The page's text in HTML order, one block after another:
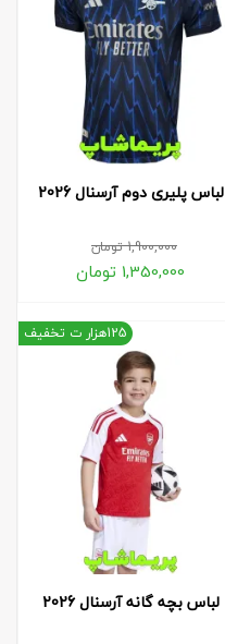
لباس پلیری دوم آرسنال 2026
1,900,000تومان
1,350,000 تومان
لباس بچه گانه آرسنال 2026
125هزار ت تخفیف